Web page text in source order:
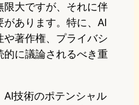
大ですが、それに伴
があります。特に、AI
著作権、プライバシ
的に議論されるべき重
技術のポテンシャル